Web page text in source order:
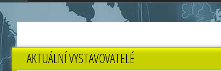
AKTUÁLNÍ VYSTAVOVATELÉ